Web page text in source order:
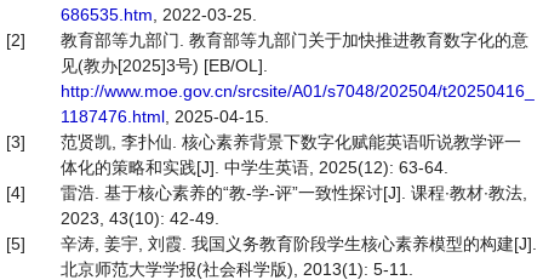
686535.htm , 2022-03-25.
[2]
教育部等九部门. 教育部等九部门关于加快推进教育数字化的意
见(教办[2025]3号) [EB/OL].
http://www.moe.gov.cn/srcsite/A01/s7048/202504/t20250416_
1187476.html , 2025-04-15.
[3]
范贤凯, 李扑仙. 核心素养背景下数字化赋能英语听说教学评一
体化的策略和实践[J]. 中学生英语, 2025(12): 63-64.
[4]
雷浩. 基于核心素养的“教-学-评”一致性探讨[J]. 课程∙教材∙教法,
2023, 43(10): 42-49.
[5]
辛涛, 姜宇, 刘霞. 我国义务教育阶段学生核心素养模型的构建[J].
北京师范大学学报(社会科学版), 2013(1): 5-11.